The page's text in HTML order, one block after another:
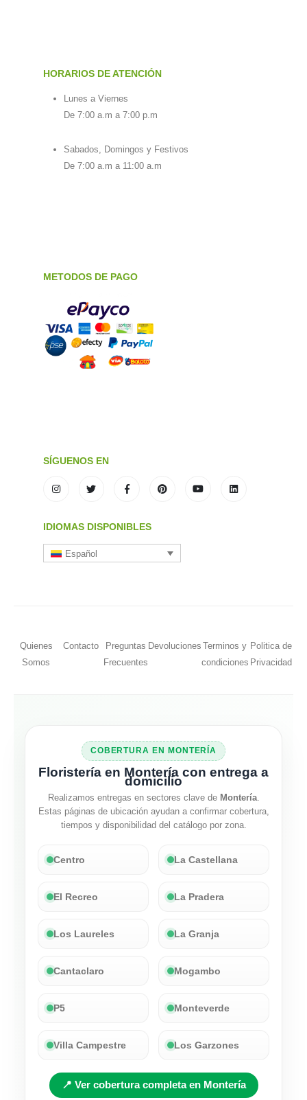
HORARIOS DE ATENCIÓN
Lunes a Viernes
De 7:00 a.m a 7:00 p.m
Sabados, Domingos y Festivos
De 7:00 a.m a 11:00 a.m
METODOS DE PAGO
SÍGUENOS EN
IDIOMAS DISPONIBLES
Español
Quienes
Somos
Contacto
Preguntas
Frecuentes
Devoluciones Terminos y
condiciones
Politica de
Privacidad
COBERTURA EN MONTERÍA
Floristería en Montería con entrega a
domicilio
Realizamos entregas en sectores clave de Montería.
Estas páginas de ubicación ayudan a confirmar cobertura,
tiempos y disponibilidad del catálogo por zona.
Centro La Castellana
El Recreo La Pradera
Los Laureles La Granja
Cantaclaro Mogambo
P5 Monteverde
Villa Campestre Los Garzones
📍 Ver cobertura completa en Montería